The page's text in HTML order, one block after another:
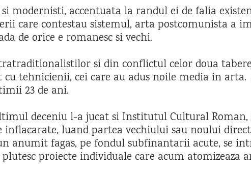
accentuata la randul ei de falia
care contestau sistemul, arta postcomunista a
de orice e romanesc si vechi.
si din conflictul celor doua
tehnicienii, cei care au adus noile media in arta.
23 de ani.
deceniu l-a jucat si Institutul Cultural
luand partea vechiului sau noului
anumit fagas, pe fondul subfinantarii acute, se
proiecte individuale care acum atomizeaza